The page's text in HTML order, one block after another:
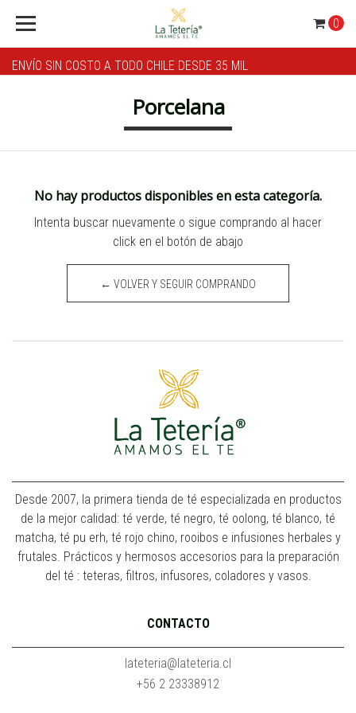
ENVÍO SIN COSTO A TODO CHILE DESDE 35 MIL
0
Porcelana
No hay productos disponibles en esta categoría.
Intenta buscar nuevamente o sigue comprando al hacer
click en el botón de abajo
← VOLVER Y SEGUIR COMPRANDO
Desde 2007, la primera tienda de té especializada en productos
de la mejor calidad: té verde, té negro, té oolong, té blanco, té
matcha, té pu erh, té rojo chino, rooibos e infusiones herbales y
frutales. Prácticos y hermosos accesorios para la preparación
del té : teteras, filtros, infusores, coladores y vasos.
CONTACTO
lateteria@lateteria.cl
+56 2 23338912